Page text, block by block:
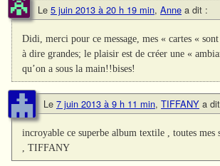
Le 5 juin 2013 à 20 h 19 min, Anne a dit :
Didi, merci pour ce message, mes « cartes «
à dire grandes; le plaisir est de créer une «
qu’on a sous la main!!bises!
Le 7 juin 2013 à 9 h 11 min, TIFFANY a
incroyable ce superbe album textile , toutes mes
, TIFFANY